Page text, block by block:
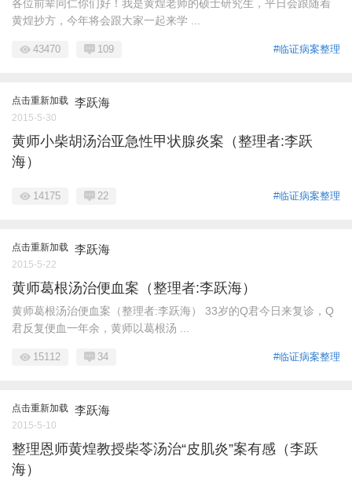
各位前辈同仁你们好！我是黄煌老师的硕士研究生，平日会跟随着
黄煌抄方，今年将会跟大家一起来学 ...
#临证病案整理
43470 109
点击重新加载 李跃海
2015-5-30
黄师小柴胡汤治亚急性甲状腺炎案（整理者:李跃
海）
#临证病案整理
14175 22
点击重新加载 李跃海
2015-5-22
黄师葛根汤治便血案（整理者:李跃海）
黄师葛根汤治便血案（整理者:李跃海） 33岁的Q君今日来复诊，Q
君反复便血一年余，黄师以葛根汤 ...
#临证病案整理
15112 34
点击重新加载 李跃海
2015-5-10
整理恩师黄煌教授柴苓汤治“皮肌炎”案有感（李跃
海）